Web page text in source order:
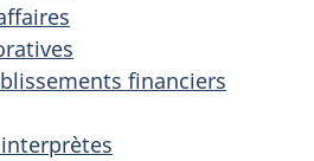
financiers